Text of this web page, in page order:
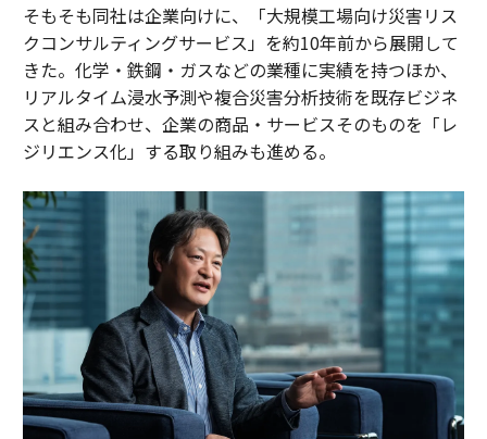
そもそも同社は企業向けに、「大規模工場向け災害リス
クコンサルティングサービス」を約10年前から展開して
きた。化学・鉄鋼・ガスなどの業種に実績を持つほか、
リアルタイム浸水予測や複合災害分析技術を既存ビジネ
スと組み合わせ、企業の商品・サービスそのものを「レ
ジリエンス化」する取り組みも進める。